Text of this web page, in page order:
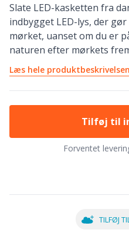
Slate LED-kasketten fra
indbygget LED-lys, der
mørket, uanset om du er
naturen efter mørkets
Læs hele produktbeskrivelsen
Tilføj til
Forventet
TILFØJ